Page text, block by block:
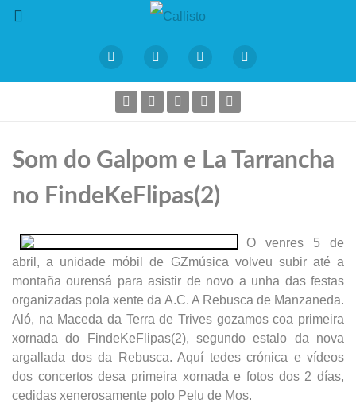
Som do Galpom e La Tarrancha
no FindeKeFlipas(2)
O venres 5 de
abril, a unidade móbil de GZmúsica volveu subir até a
montaña ourensá para asistir de novo a unha das festas
organizadas pola xente da A.C. A Rebusca de Manzaneda.
Aló, na Maceda da Terra de Trives gozamos coa primeira
xornada do FindeKeFlipas(2), segundo estalo da nova
argallada dos da Rebusca. Aquí tedes crónica e vídeos
dos concertos desa primeira xornada e fotos dos 2 días,
cedidas xenerosamente polo Pelu de Mos.